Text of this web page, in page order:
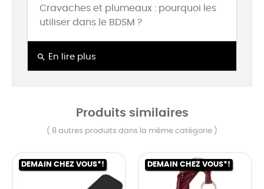
Cravaches et plumeaux : pourquoi les
utiliser dans le BDSM ?
search En lire plus
Produits similaires
( 8 autres produits dans la même catégorie )
DEMAIN CHEZ VOUS*! DEMAIN CHEZ VOUS*!